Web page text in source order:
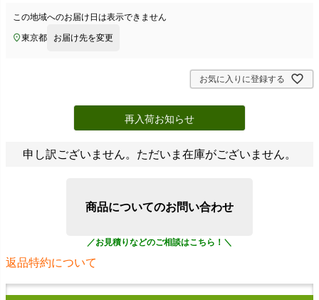
この地域へのお届け日は表示できません
東京都 お届け先を変更
お気に入りに登録する
再入荷お知らせ
申し訳ございません。ただいま在庫がございません。
商品についてのお問い合わせ
返品特約について